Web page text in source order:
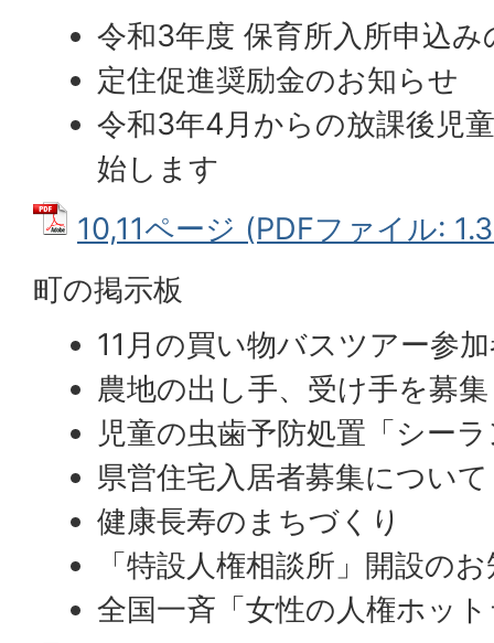
令和3年度 保育所入所申込
定住促進奨励金のお知らせ
令和3年4月からの放課後児
始します
10,11ページ (PDFファイル:
町の掲示板
11月の買い物バスツアー参
農地の出し手、受け手を募
児童の虫歯予防処置「シー
県営住宅入居者募集について
健康長寿のまちづくり
「特設人権相談所」開設の
全国一斉「女性の人権ホッ